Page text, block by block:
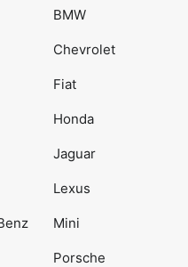
BMW
Chevrolet
Fiat
Honda
Jaguar
Lexus
Mini
Porsche